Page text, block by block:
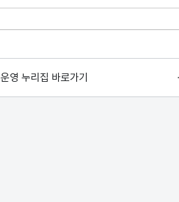
운영 누리집 바로가기